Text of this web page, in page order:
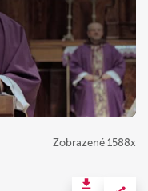
Zobrazené 1588x